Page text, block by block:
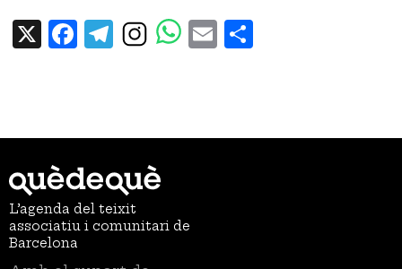
X Facebook
TelegramEmail
L’agenda del teixit
associatiu i comunitari de
Barcelona